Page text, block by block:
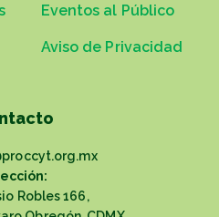
Eventos al Público
Aviso de Privacidad
Robles 166,